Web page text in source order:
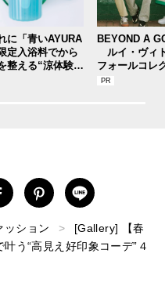
に「青いAYURA
定入浴料でから
整える“涼体験”
BEYOND A
ルイ・ヴィ
フォールコレ
描くプレッピ
ッション
[Gallery] 【春
う“高見え好印象コーデ”４